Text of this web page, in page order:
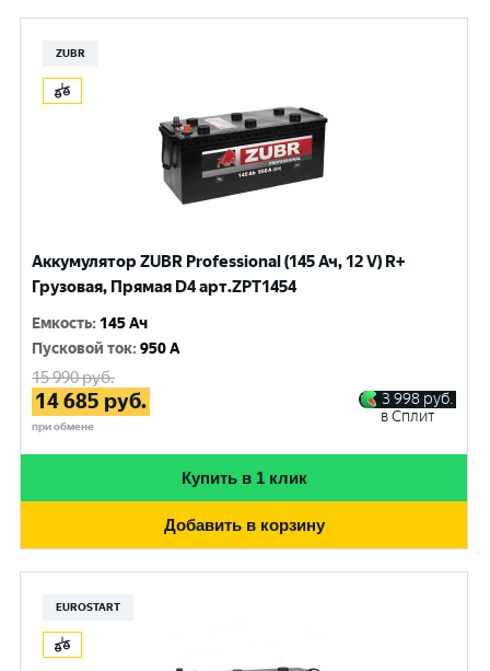
ZUBR
Аккумулятор ZUBR Professional (145 Ач, 12 V) R+
Грузовая, Прямая D4 арт.ZPT1454
Емкость: 145 Ач
Пусковой ток:950 A
15 990руб.
14 685 руб.
при обмене
3 998 руб.
в Сплит
Купить в 1 клик
Добавить в корзину
EUROSTART